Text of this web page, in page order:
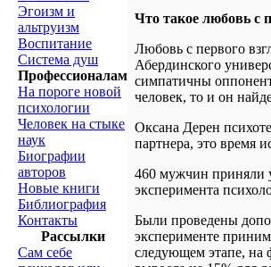
Эгоизм и
альтруизм
Воспитание
Система душ
Профессионалам
На пороге новой
психологии
Человек на стыке
наук
Биографии
авторов
Новые книги
Библиография
Контакты
Рассылки
Сам себе
Что такое любовь с
Любовь с первого
Абердинского
симпатичны
человек, то и он
Оксана Дерен
партнера, это время
460 мужчин приняли
эксперимента
Были проведены
эксперименте
следующем этапе, на